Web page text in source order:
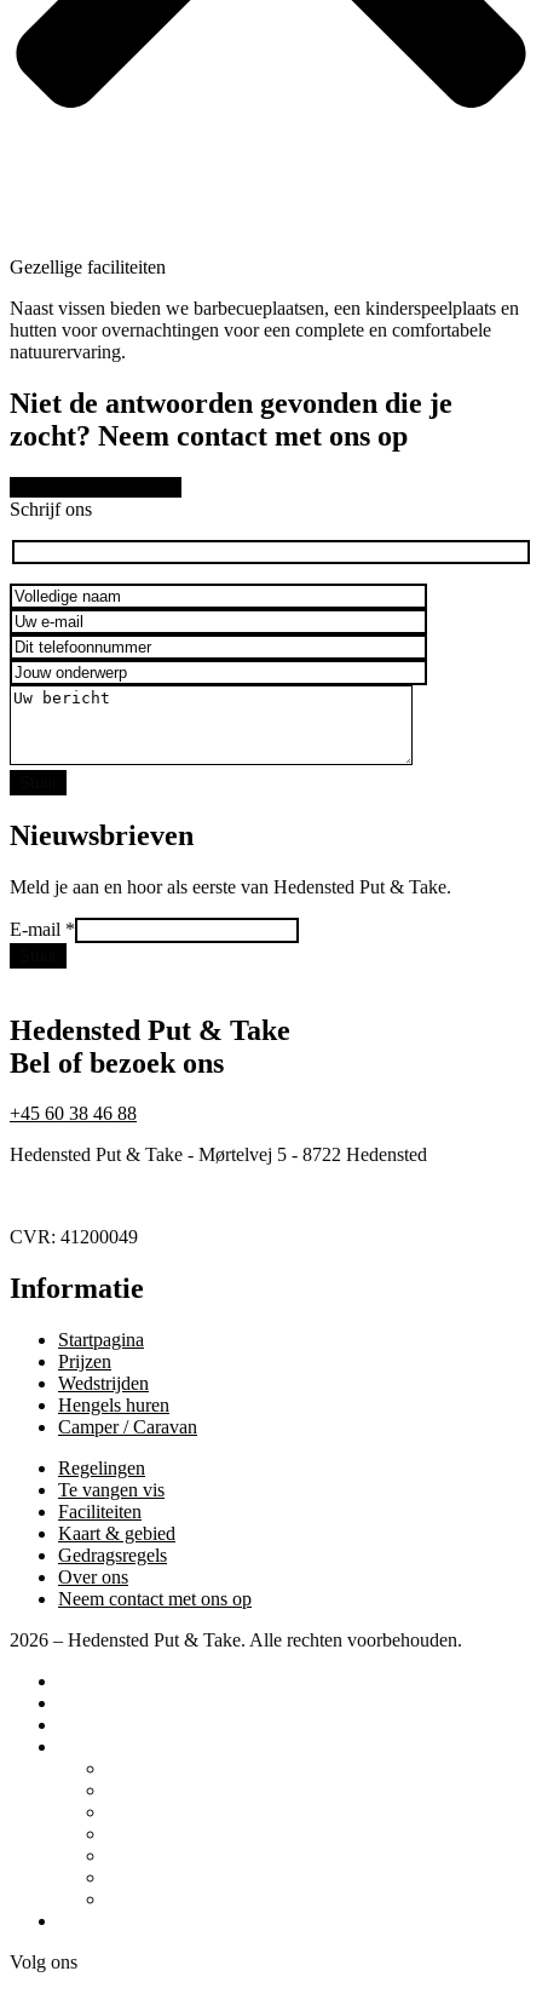
Gezellige faciliteiten
Naast vissen bieden we barbecueplaatsen, een kinderspeelplaats en
hutten voor overnachtingen voor een complete en comfortabele
natuurervaring.
Niet de antwoorden gevonden die je
zocht? Neem contact met ons op
Schrijf ons
Nieuwsbrieven
Meld je aan en hoor als eerste van Hedensted Put & Take.
E-
mail
E-mail *
Hedensted Put & Take
Bel of bezoek ons
+45 60 38 46 88
Hedensted Put & Take - Mørtelvej 5 - 8722 Hedensted
CVR: 41200049
Informatie
Startpagina
Prijzen
Wedstrijden
Hengels huren
Camper / Caravan
Regelingen
Te vangen vis
Faciliteiten
Kaart & gebied
Gedragsregels
Over ons
Neem contact met ons op
2026 – Hedensted Put & Take. Alle rechten voorbehouden.
Volg ons